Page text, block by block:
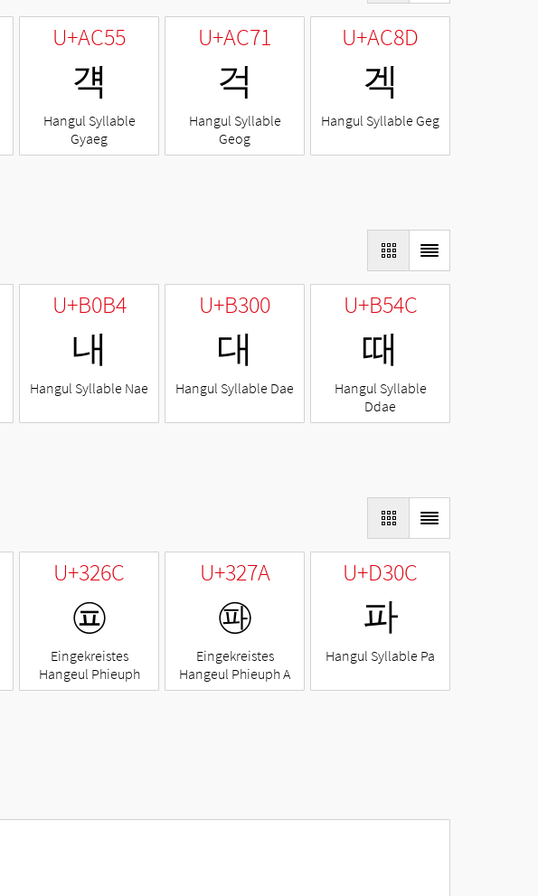
U+AC55
걕
Hangul Syllable
Gyaeg
U+AC71
걱
Hangul Syllable
Geog
U+AC8D
겍
Hangul Syllable Geg
U+B0B4
내
Hangul Syllable Nae
U+B300
대
Hangul Syllable Dae
U+B54C
때
Hangul Syllable
Ddae
U+326C
㉬
Eingekreistes
Hangeul Phieuph
U+327A
㉺
Eingekreistes
Hangeul Phieuph A
U+D30C
파
Hangul Syllable Pa